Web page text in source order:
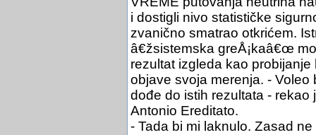
i dostigli nivo statističke
zvanično smatrao otkrićem.
â€žsistemska greÅ¡kaâ€œ
rezultat izgleda kao
objave svoja merenja. -
dođe do istih rezultata - rekao
Antonio Ereditato.
- Tada bi mi laknulo. Zasad ne